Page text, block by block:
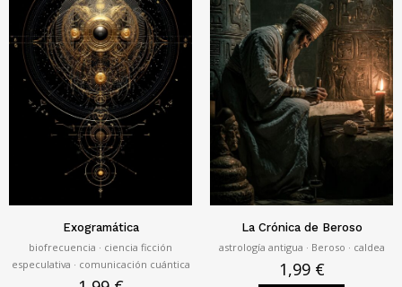
Exogramática
biofrecuencia · ciencia ficción
especulativa · comunicación cuántica
La Crónica de Beroso
astrología antigua · Beroso · caldea
1,99 €